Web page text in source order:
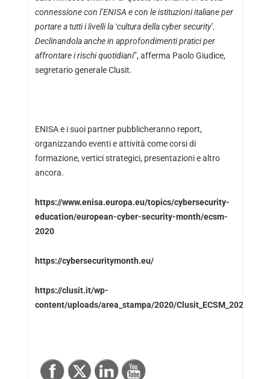
connessione con l’ENISA e con le istituzioni italiane per
portare a tutti i livelli la ‘cultura della cyber security’.
Declinandola anche in approfondimenti pratici per
affrontare i rischi quotidiani”, afferma Paolo Giudice,
segretario generale Clusit.
ENISA e i suoi partner pubblicheranno report,
organizzando eventi e attività come corsi di
formazione, vertici strategici, presentazioni e altro
ancora.
https://www.enisa.europa.eu/topics/cybersecurity-
education/european-cyber-security-month/ecsm-
2020
https://cybersecuritymonth.eu/
https://clusit.it/wp-
content/uploads/area_stampa/2020/Clusit_ECSM_2020.pdf